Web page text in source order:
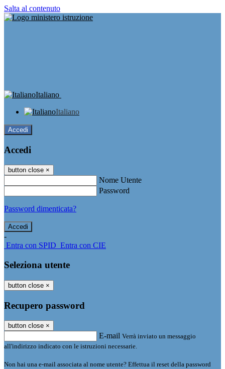
Salta al contenuto
Italiano
Italiano
Accedi
Accedi
button close ×
Nome Utente
Password
Password dimenticata?
-
Entra con SPID Entra con CIE
Seleziona utente
button close ×
Recupero password
button close ×
E-mail Verrà inviato un messaggio
all'indirizzo indicato con le istruzioni necessarie.
Non hai una e-mail associata al nome utente? Effettua il reset della password